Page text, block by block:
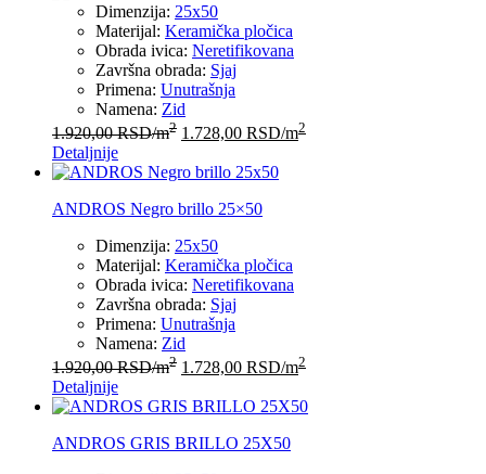
Dimenzija: 25x50
Materijal: Keramička pločica
Obrada ivica: Neretifikovana
Završna obrada: Sjaj
Primena: Unutrašnja
Namena: Zid
1.920,00RSD/m2 1.728,00 RSD/m2
Detaljnije
ANDROS Negro brillo 25×50
Dimenzija: 25x50
Materijal: Keramička pločica
Obrada ivica: Neretifikovana
Završna obrada: Sjaj
Primena: Unutrašnja
Namena: Zid
1.920,00RSD/m2 1.728,00 RSD/m2
Detaljnije
ANDROS GRIS BRILLO 25X50